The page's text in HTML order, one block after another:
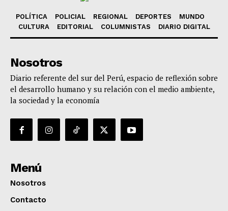
POLÍTICA POLICIAL REGIONAL DEPORTES
MUNDO
CULTURA
EDITORIAL COLUMNISTAS DIARIO DIGITAL
Nosotros
Diario referente del sur del Perú, espacio de reflexión sobre
el desarrollo humano y su relación con el medio ambiente,
la sociedad y la economía
Menú
Nosotros
Contacto